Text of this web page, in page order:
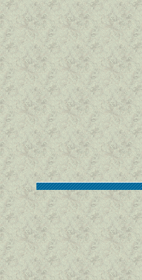
2026/5/21
5/3･4･16･17･18の釣果 up
2025/12/3
12/3の釣果 upしました。
2025/11/28
11/24･25･27の釣果 upしま
2025/11/22
11/16の釣果 upしました。
2025/11/10
11/6･9の釣果 upしました。
2025/11/2
10/25･26の釣果 upしまし